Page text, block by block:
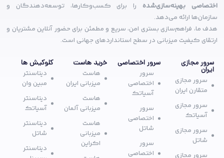
اختصاصی بهینه‌سازی‌شده را برای کسب‌وکارها، توسعه‌دهندگان و
سازمان‌ها ارائه می‌دهد.
هدف ما، فراهم‌سازی بستری امن، سریع و مطمئن برای حضور آنلاین مشتریان و
ارتقای کیفیت میزبانی در سطح استانداردهای جهانی است.
سرور مجازی
ایران
سرور مجازی
متقارن ایران
سرور مجازی
آسیاتک
سرور مجازی
شاتل
سرور مجازی
سرور اختصاصی
سرور
اختصاصی
آسیاتک
سرور
اختصاصی
شاتل
سرور
اختصاصی
خرید هاست
هاست
میزبانی ایران
هاست
میزبانی آلمان
هاست
میزبانی
اکراین
کلوکیش ها
دیتاسنتر
مبین وان
دیتاسنتر
آسیاتک
دیتاسنتر
شاتل
دیتاسنتر